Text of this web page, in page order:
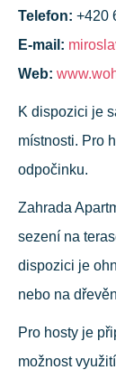
Telefon: +420
E-mail:
Web:
K dispozici je
místnosti. Pro
odpočinku.
Zahrada
sezení na
dispozici je
nebo na
Pro hosty je
možnost